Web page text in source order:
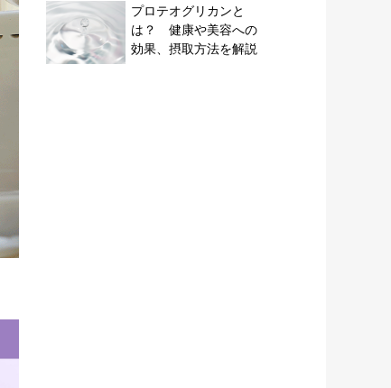
プロテオグリカンと
は？ 健康や美容への
効果、摂取方法を解説